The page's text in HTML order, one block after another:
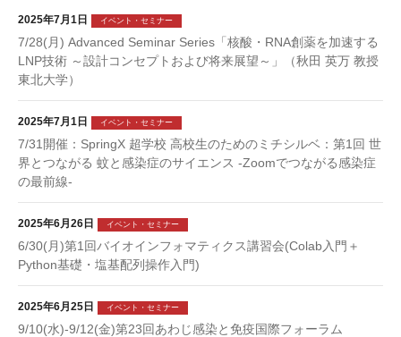
2025年7月1日 イベント・セミナー
7/28(月) Advanced Seminar Series「核酸・RNA創薬を加速する
LNP技術 ～設計コンセプトおよび将来展望～」（秋田 英万 教授
東北大学）
2025年7月1日 イベント・セミナー
7/31開催：SpringX 超学校 高校生のためのミチシルベ：第1回 世
界とつながる 蚊と感染症のサイエンス -Zoomでつながる感染症
の最前線-
2025年6月26日 イベント・セミナー
6/30(月)第1回バイオインフォマティクス講習会(Colab入門＋
Python基礎・塩基配列操作入門)
2025年6月25日 イベント・セミナー
9/10(水)-9/12(金)第23回あわじ感染と免疫国際フォーラム